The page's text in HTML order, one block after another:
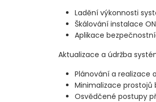
Ladění výkonnosti
Škálování instalace
Aplikace
Aktualizace a údržba
Plánování a realizace
Minimalizace
Osvědčené postupy